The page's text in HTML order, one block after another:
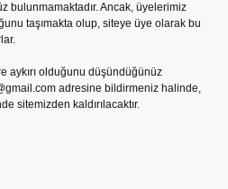
bulunmamaktadır. Ancak, üyelerimiz
taşımakta olup, siteye üye olarak bu
aykırı olduğunu düşündüğünüz
adresine bildirmeniz halinde,
sitemizden kaldırılacaktır.